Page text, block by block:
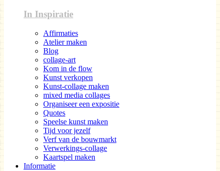
In Inspiratie
Affirmaties
Atelier maken
Blog
collage-art
Kom in de flow
Kunst verkopen
Kunst-collage maken
mixed media collages
Organiseer een expositie
Quotes
Speelse kunst maken
Tijd voor jezelf
Verf van de bouwmarkt
Verwerkings-collage
Kaartspel maken
Informatie